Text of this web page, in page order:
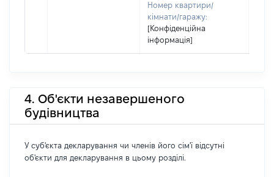
Номер квартири/
кімнати/гаражу:
[Конфіденційна
інформація]
4. Об'єкти незавершеного
будівництва
У суб'єкта декларування чи членів його сім'ї відсутні
об'єкти для декларування в цьому розділі.